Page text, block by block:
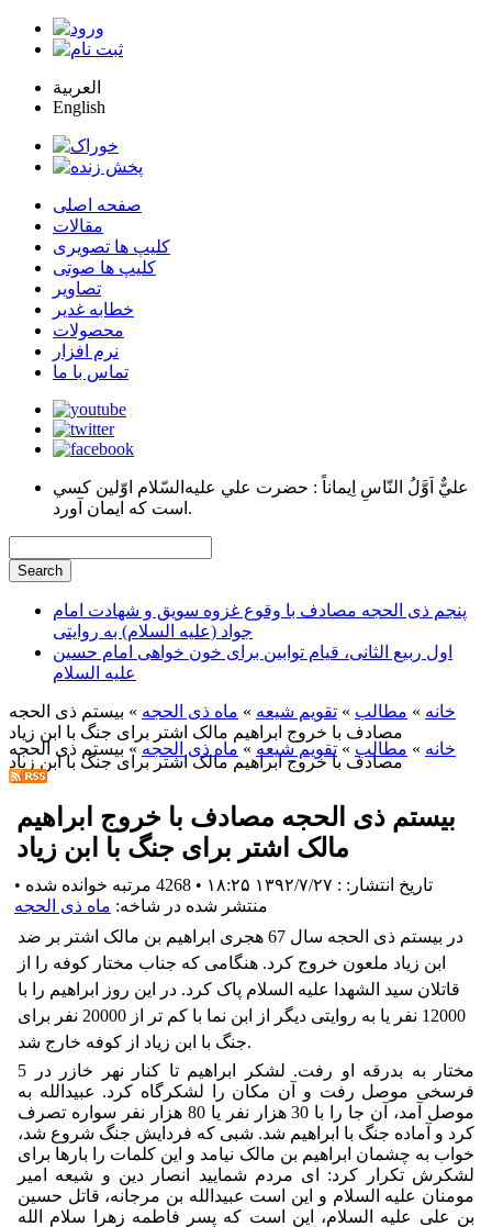
العربية
English
صفحه اصلی
مقالات
کلیپ ها تصویری
کلیپ ها صوتی
تصاویر
خطابه غدیر
محصولات
نرم افزار
تماس با ما
عليٌّ اَوَّلُ النّاسِ اِيماناً : حضرت علي عليه‌السّلام اوّلين كسي
است كه ايمان آورد.
پنجم ذی الحجه مصادف با وقوع غزوه سویق و شهادت امام
جواد (علیه السلام) به روایتی
اول ربیع الثانی، قیام توابین برای خون خواهی امام حسین
علیه السلام
خانه » مطالب » تقویم شیعه » ماه ذی الحجه » بیستم ذی الحجه
مصادف با خروج ابراهیم مالک اشتر برای جنگ با ابن زیاد
خانه » مطالب » تقویم شیعه » ماه ذی الحجه » بیستم ذی الحجه
مصادف با خروج ابراهیم مالک اشتر برای جنگ با ابن زیاد
بیستم ذی الحجه مصادف با خروج ابراهیم
مالک اشتر برای جنگ با ابن زیاد
تاریخ انتشار: : ۱۳۹۲/۷/۲۷ ۱۸:۲۵ • 4268 مرتبه خوانده شده
•
منتشر شده در شاخه: ماه ذی الحجه
در بیستم ذی الحجه سال 67 هجری ابراهیم بن مالک اشتر بر ضد
ابن زیاد ملعون خروج کرد. هنگامی که جناب مختار کوفه را از
قاتلان سید الشهدا علیه السلام پاک کرد. در این روز ابراهیم را با
12000 نفر یا به روایتی دیگر از ابن نما با کم تر از 20000 نفر برای
جنگ با ابن زیاد از کوفه خارج شد.
مختار به بدرقه او رفت. لشکر ابراهیم تا کنار نهر خازر در 5
فرسخی موصل رفت و آن مکان را لشکرگاه کرد. عبیدالله به
موصل آمد، آن جا را با 30 هزار نفر یا 80 هزار نفر سواره تصرف
کرد و آماده جنگ با ابراهیم شد. شبی که فردایش جنگ شروع شد،
خواب به چشمان ابراهیم بن مالک نیامد و این کلمات را بارها برای
لشکرش تکرار کرد: ای مردم شمایید انصار دین و شیعه امیر
مومنان علیه السلام و این است عبیدالله بن مرجانه، قاتل حسین
بن علی علیه السلام، این است که پسر فاطمه زهرا سلام الله